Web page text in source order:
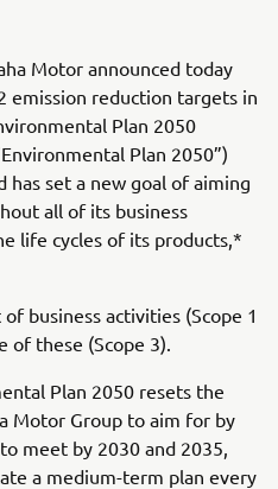
Motor announced today
emission reduction targets in
Plan 2050
Plan 2050”)
set a new goal of aiming
all of its business
life cycles of its products,*
business activities (Scope 1
of these (Scope 3).
Plan 2050 resets the
Motor Group to aim for by
meet by 2030 and 2035,
a medium-term plan every